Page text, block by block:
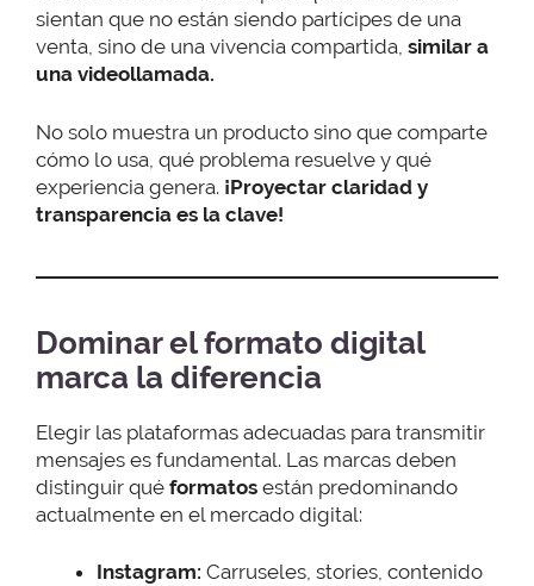
sientan que no están siendo partícipes de una
venta, sino de una vivencia compartida, similar a
una videollamada.
No solo muestra un producto sino que comparte
cómo lo usa, qué problema resuelve y qué
experiencia genera. ¡Proyectar claridad y
transparencia es la clave!
Dominar el formato digital
marca la diferencia
Elegir las plataformas adecuadas para transmitir
mensajes es fundamental. Las marcas deben
distinguir qué formatos están predominando
actualmente en el mercado digital:
Instagram: Carruseles, stories, contenido